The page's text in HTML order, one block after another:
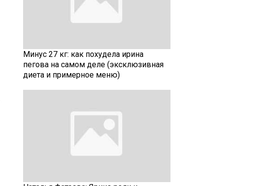
Минус 27 кг: как похудела ирина
пегова на самом деле (эксклюзивная
диета и примерное меню)